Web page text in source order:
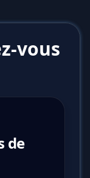
vous
de